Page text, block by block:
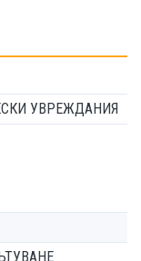
УВРЕЖДАНИЯ